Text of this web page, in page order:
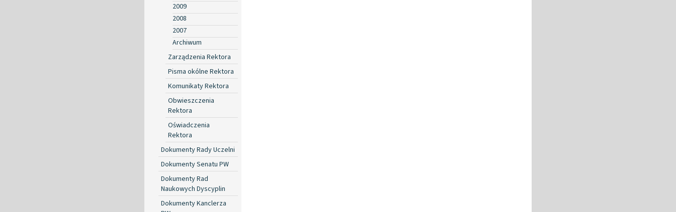
2009
2008
2007
Archiwum
Zarządzenia Rektora
Pisma okólne Rektora
Komunikaty Rektora
Obwieszczenia
Rektora
Oświadczenia
Rektora
Dokumenty Rady Uczelni
Dokumenty Senatu PW
Dokumenty Rad
Naukowych Dyscyplin
Dokumenty Kanclerza